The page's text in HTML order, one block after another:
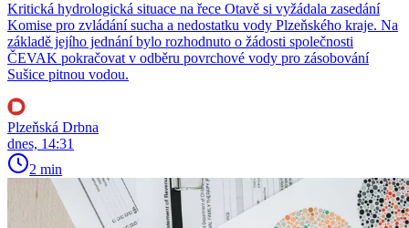
Kritická hydrologická situace na řece Otavě si vyžádala zasedání
Komise pro zvládání sucha a nedostatku vody Plzeňského kraje. Na
základě jejího jednání bylo rozhodnuto o žádosti společnosti
ČEVAK pokračovat v odběru povrchové vody pro zásobování
Sušice pitnou vodou.
Plzeňská Drbna
dnes, 14:31
2 min